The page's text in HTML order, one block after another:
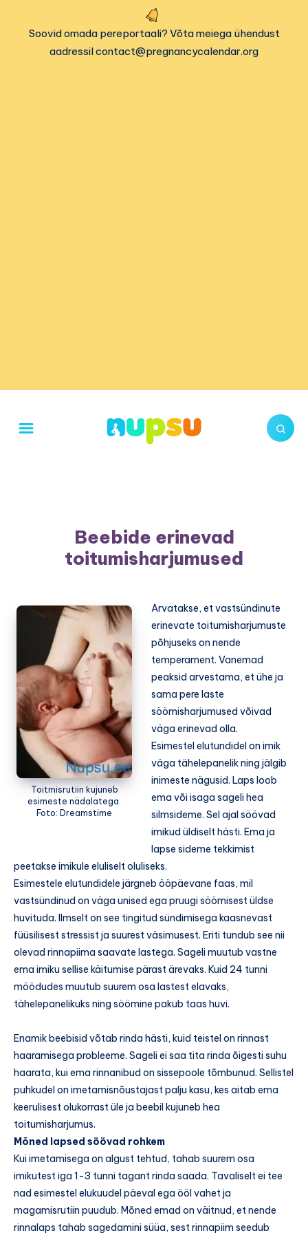
Soovid omada pereportaali? Võta meiega ühendust
aadressil contact@pregnancycalendar.org
Beebide erinevad
toitumisharjumused
Toitmisrutiin kujuneb
esimeste nädalatega.
Foto: Dreamstime
Arvatakse, et vastsündinute
erinevate toitumisharjumuste
põhjuseks on nende
temperament. Vanemad
peaksid arvestama, et ühe ja
sama pere laste
söömisharjumused võivad
väga erinevad olla.
Esimestel elutundidel on imik
väga tähelepanelik ning jälgib
inimeste nägusid. Laps loob
ema või isaga sageli hea
silmsideme. Sel ajal söövad
imikud üldiselt hästi. Ema ja
lapse sideme tekkimist
peetakse imikule eluliselt oluliseks.
Esimestele elutundidele järgneb ööpäevane faas, mil
vastsündinud on väga unised ega pruugi söömisest üldse
huvituda. Ilmselt on see tingitud sündimisega kaasnevast
füüsilisest stressist ja suurest väsimusest. Eriti tundub see nii
olevad rinnapiima saavate lastega. Sageli muutub vastne
ema imiku sellise käitumise pärast ärevaks. Kuid 24 tunni
möödudes muutub suurem osa lastest elavaks,
tähelepanelikuks ning söömine pakub taas huvi.
Enamik beebisid võtab rinda hästi, kuid teistel on rinnast
haaramisega probleeme. Sageli ei saa tita rinda õigesti suhu
haarata, kui ema rinnanibud on sissepoole tõmbunud. Sellistel
puhkudel on imetamisnõustajast palju kasu, kes aitab ema
keerulisest olukorrast üle ja beebil kujuneb hea
toitumisharjumus.
Mõned lapsed söövad rohkem
Kui imetamisega on algust tehtud, tahab suurem osa
imikutest iga 1-3 tunni tagant rinda saada. Tavaliselt ei tee
nad esimestel elukuudel päeval ega ööl vahet ja
magamisrutiin puudub. Mõned emad on väitnud, et nende
rinnalaps tahab sagedamini süüa, sest rinnapiim seedub